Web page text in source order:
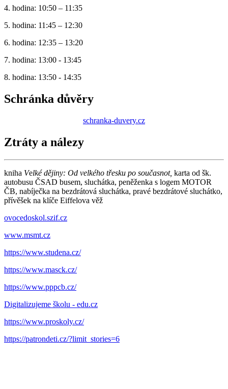
4. hodina: 10:50 – 11:35
5. hodina: 11:45 – 12:30
6. hodina: 12:35 – 13:20
7. hodina: 13:00 - 13:45
8. hodina: 13:50 - 14:35
Schránka důvěry
schranka-duvery.cz
Ztráty a nálezy
kniha Velké dějiny: Od velkého třesku po současnot, karta od šk.
autobusu ČSAD busem, sluchátka, peněženka s logem MOTOR
ČB, nabíječka na bezdrátová sluchátka, pravé bezdrátové sluchátko,
přívěšek na klíče Eiffelova věž
ovocedoskol.szif.cz
www.msmt.cz
https://www.studena.cz/
https://www.masck.cz/
https://www.pppcb.cz/
Digitalizujeme školu - edu.cz
https://www.proskoly.cz/
https://patrondeti.cz/?limit_stories=6